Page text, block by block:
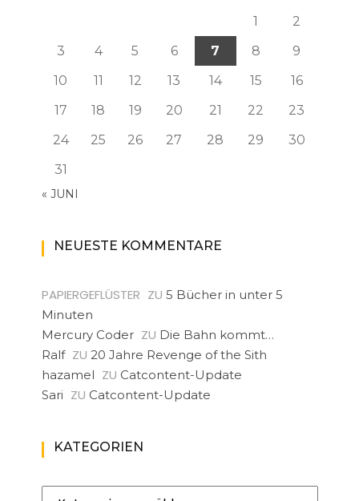
1
2
3
4 5 6 7 8
9
10
11 12 13 14 15
16
17
18 19 20 21 22
23
24
25 26 27 28 29
30
31
« JUNI
NEUESTE KOMMENTARE
PAPIERGEFLÜSTER ZU 5 Bücher in unter 5
Minuten
Mercury Coder ZU Die Bahn kommt…
Ralf ZU 20 Jahre Revenge of the Sith
hazamel ZU Catcontent-Update
Sari ZU Catcontent-Update
KATEGORIEN
Kategorien